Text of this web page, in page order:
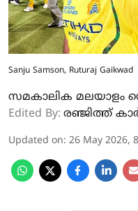
Sanju Samson, Ruturaj Gaikwad
സമകാലിക മലയാളം
Edited By: രഞ്ജിത്ത്
Updated on: 26 May 2026,